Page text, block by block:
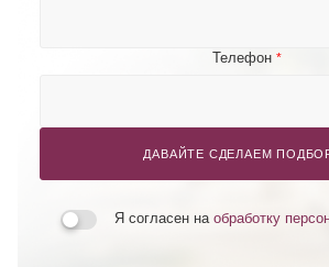
Телефон *
ДАВАЙТЕ СДЕЛАЕМ
Я согласен на обработку